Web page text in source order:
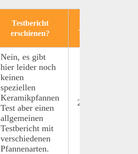
Testbericht
erschienen?
Jahr
Nein, es gibt
hier leider noch
keinen
speziellen
Keramikpfannen
Test aber einen
allgemeinen
Testbericht mit
verschiedenen
Pfannenarten.
2011